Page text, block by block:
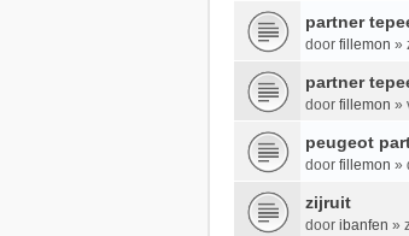
partner
door fillemon »
partner
door fillemon »
peugeot
door fillemon »
zijruit
door ibanfen »